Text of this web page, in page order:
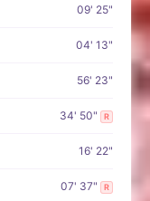
09' 25"
04' 13"
56' 23"
34' 50" R
16' 22"
07' 37" R